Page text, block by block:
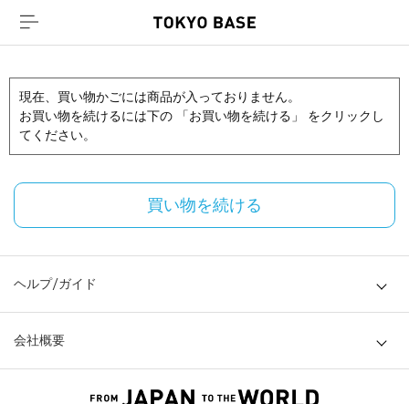
現在、買い物かごには商品が入っておりません。
お買い物を続けるには下の 「お買い物を続ける」 をクリックし
てください。
買い物を続ける
ヘルプ/ガイド
会社概要